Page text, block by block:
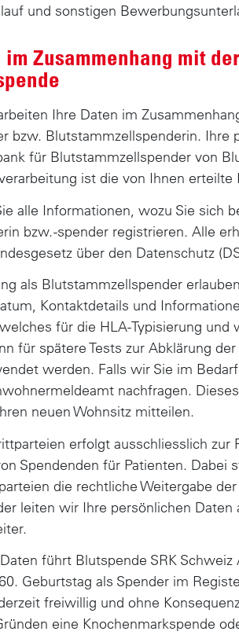
und sonstigen
Zusammenhang mit
Ihre Daten im
bzw. Blutstammzellspenderin. Ihre
für Blutstammzellspender von
ist die von Ihnen
alle Informationen, wozu Sie sich
bzw. -spender registrieren. Alle
über den Datenschutz
als Blutstammzellspender
Kontaktdetails und
für die HLA-Typisierung
für spätere Tests zur Abklärung
werden. Falls wir Sie im
nachfragen.
neuen Wohnsitz mitteilen.
erfolgt ausschliesslich
Spendenden für Patienten. Dabei
die rechtliche Weitergabe
leiten wir Ihre persönlichen
führt Blutspende SRK
Geburtstag als Spender im
freiwillig und ohne
eine Knochenmarkspende